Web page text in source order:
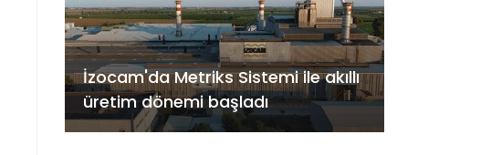
İzocam'da Metriks Sistemi ile akıllı
üretim dönemi başladı